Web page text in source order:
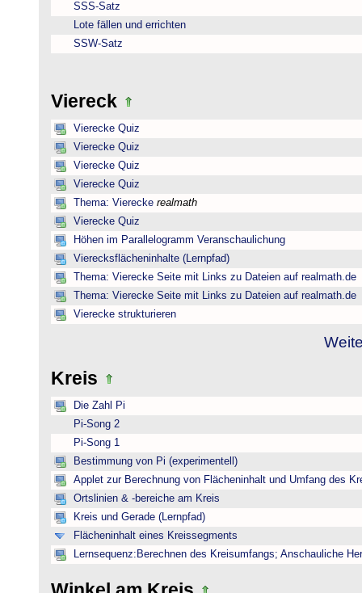
SSS-Satz
Lote fällen und errichten
SSW-Satz
Viereck
Vierecke Quiz
Vierecke Quiz
Vierecke Quiz
Vierecke Quiz
Thema: Vierecke realmath
Vierecke Quiz
Höhen im Parallelogramm Veranschaulichung
Vierecksflächeninhalte (Lernpfad)
Thema: Vierecke Seite mit Links zu Dateien auf realmath.de
Thema: Vierecke Seite mit Links zu Dateien auf realmath.de
Vierecke strukturieren
Kreis
Die Zahl Pi
Pi-Song 2
Pi-Song 1
Bestimmung von Pi (experimentell)
Applet zur Berechnung von Flächeninhalt und Umfang des
Ortslinien & -bereiche am Kreis
Kreis und Gerade (Lernpfad)
Flächeninhalt eines Kreissegments
Lernsequenz:Berechnen des Kreisumfangs; Anschauliche